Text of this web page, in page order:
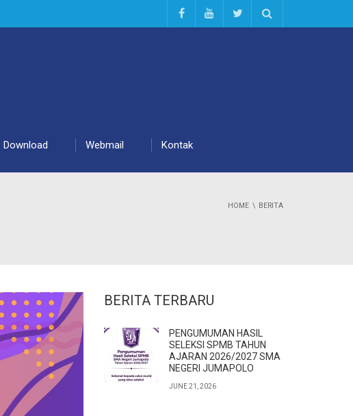
Download Webmail Kontak
HOME BERITA
BERITA TERBARU
PENGUMUMAN HASIL
SELEKSI SPMB TAHUN
AJARAN 2026/2027 SMA
NEGERI JUMAPOLO
JUNE 21, 2026